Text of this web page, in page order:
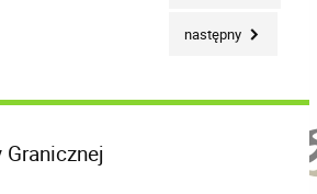
następny